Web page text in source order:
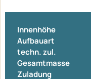
Innenhöhe
Aufbauart
techn. zul.
Gesamtmasse
Zuladung